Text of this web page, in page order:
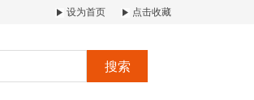
设为首页 点击收藏
搜索